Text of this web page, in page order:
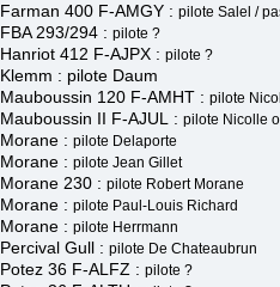
Farman 400 F-AMGY : pilote Salel /
FBA 293/294 : pilote ?
Hanriot 412 F-AJPX : pilote ?
Klemm : pilote Daum
Mauboussin 120 F-AMHT : pilote
Mauboussin II F-AJUL : pilote Nicolle
Morane : pilote Delaporte
Morane : pilote Jean Gillet
Morane 230 : pilote Robert Morane
Morane : pilote Paul-Louis Richard
Morane : pilote Herrmann
Percival Gull : pilote De Chateaubrun
Potez 36 F-ALFZ : pilote ?